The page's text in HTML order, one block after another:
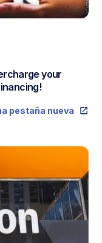
your
pestaña nueva